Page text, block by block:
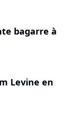
bagarre à
Levine en